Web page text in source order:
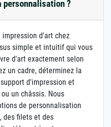
personnalisation ?
d'art chez
simple et intuitif qui vous
d'art exactement selon
un cadre, déterminez la
d'impression et
un châssis. Nous
de personnalisation
des filets et des